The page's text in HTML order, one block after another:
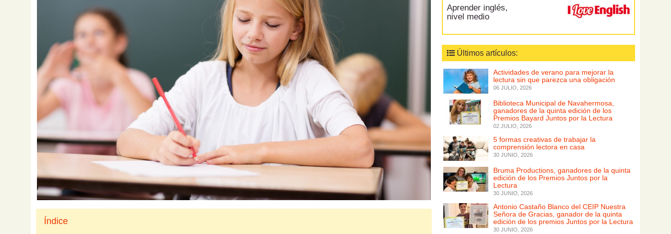
Índice
Aprender inglés,
nivel medio
Últimos artículos:
Actividades de verano para mejorar la
lectura sin que parezca una obligación
06 JULIO, 2026
Biblioteca Municipal de Navahermosa,
ganadores de la quinta edición de los
Premios Bayard Juntos por la Lectura
02 JULIO, 2026
5 formas creativas de trabajar la
comprensión lectora en casa
30 JUNIO, 2026
Bruma Productions, ganadores de la quinta
edición de los Premios Juntos por la
Lectura
30 JUNIO, 2026
Antonio Castaño Blanco del CEIP Nuestra
Señora de Gracias, ganador de la quinta
edición de los premios Juntos por la Lectura
30 JUNIO, 2026